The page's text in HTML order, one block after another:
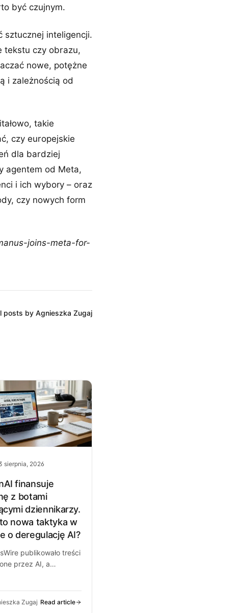
być czujnym.
sztucznej inteligencji.
tekstu czy obrazu,
nowe, potężne
i zależnością od
takie
czy europejskie
dla bardziej
agentem od Meta,
i ich wybory – oraz
czy nowych form
joins-meta-for-
posts by Agnieszka Zugaj
sierpnia, 2026
finansuje
z botami
dziennikarzy.
nowa taktyka w
o deregulację AI?
publikowało treści
przez AI, a
Zugaj Read article